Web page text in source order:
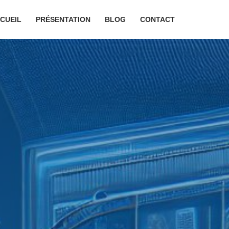
PRÉSENTATION BLOG CONTACT